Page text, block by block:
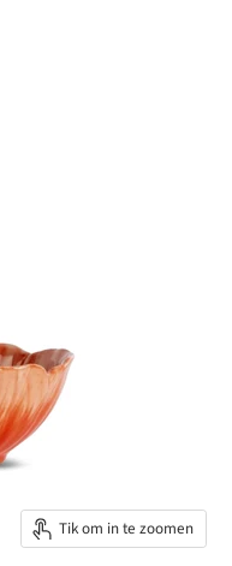
Tik om in te zoomen